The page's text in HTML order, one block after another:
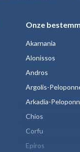
Onze
Akarnania
Alonissos
Andros
Argolis-
Arkadia-
Chios
Corfu
Epiros